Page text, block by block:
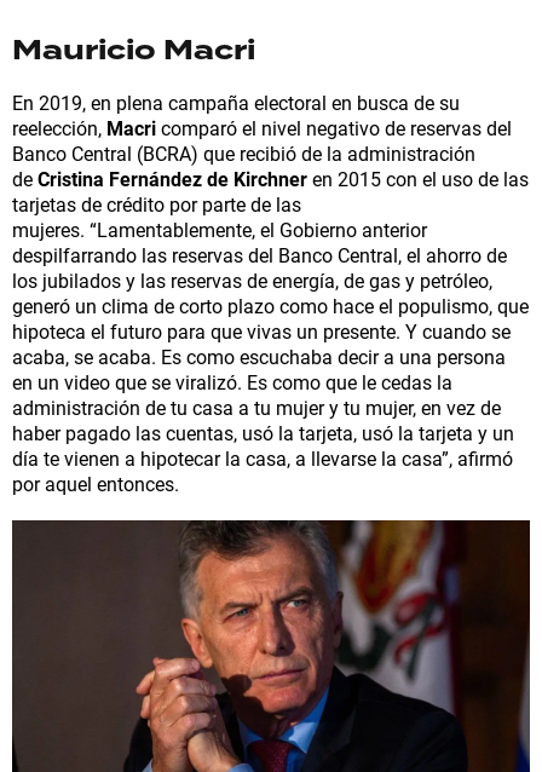
Mauricio Macri
En 2019, en plena campaña electoral en busca de su
reelección, Macricomparó el nivel negativo de reservas del
Banco Central (BCRA) que recibió de la administración
deCristina Fernández de Kirchneren 2015 con el uso de las
tarjetas de crédito por parte de las
mujeres. “Lamentablemente, el Gobierno anterior
despilfarrando las reservas del Banco Central, el ahorro de
los jubilados y las reservas de energía, de gas y petróleo,
generó un clima de corto plazo como hace el populismo, que
hipoteca el futuro para que vivas un presente. Y cuando se
acaba, se acaba. Es como escuchaba decir a una persona
en un video que se viralizó. Es como que le cedas la
administración de tu casa a tu mujer y tu mujer, en vez de
haber pagado las cuentas, usó la tarjeta, usó la tarjeta y un
día te vienen a hipotecar la casa, a llevarse la casa”, afirmó
por aquel entonces.